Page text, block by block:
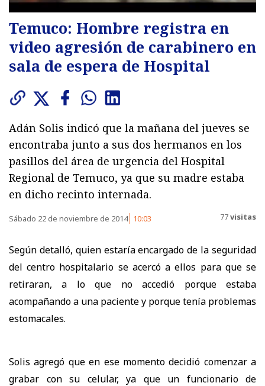
Temuco: Hombre registra en
video agresión de carabinero en
sala de espera de Hospital
Adán Solis indicó que la mañana del jueves se
encontraba junto a sus dos hermanos en los
pasillos del área de urgencia del Hospital
Regional de Temuco, ya que su madre estaba
en dicho recinto internada.
Sábado 22 de noviembre de 2014 10:03 77visitas
Según detalló, quien estaría encargado de la seguridad
del centro hospitalario se acercó a ellos para que se
retiraran, a lo que no accedió porque estaba
acompañando a una paciente y porque tenía problemas
estomacales.
Solis agregó que en ese momento decidió comenzar a
grabar con su celular, ya que un funcionario de